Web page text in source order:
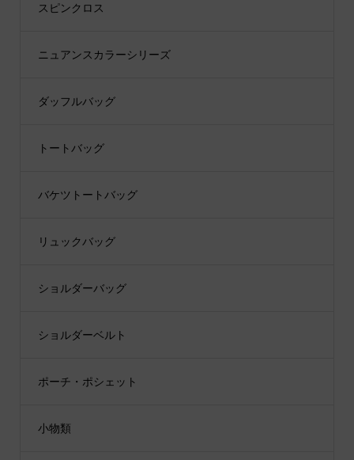
スピンクロス
ニュアンスカラーシリーズ
ダッフルバッグ
トートバッグ
バケツトートバッグ
リュックバッグ
ショルダーバッグ
ショルダーベルト
ポーチ・ポシェット
小物類